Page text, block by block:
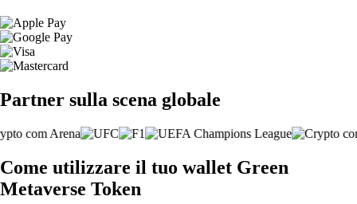
Partner sulla scena globale
Come utilizzare il tuo wallet Green
Metaverse Token